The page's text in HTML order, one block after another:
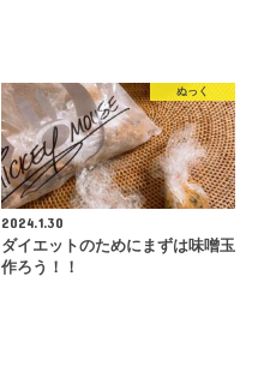
ぬっく
2024.1.30
ダイエットのためにまずは味噌玉
作ろう！！